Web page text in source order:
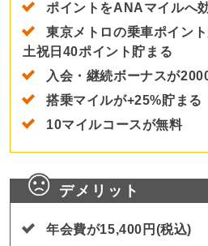
ポイントをANAマイルへ
東京メトロの乗車ポイン
土祝日40ポイント貯まる
入会・継続ボーナスが
搭乗マイルが+25%貯まる
10マイルコースが無料
デメリット
年会費が15,400円(税込)